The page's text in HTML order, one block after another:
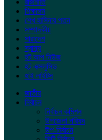
রাজনীতি
শিক্ষাঙ্গন
শেখ হাসিনার পতন
সম্পাদকীয়
সারাদেশ
স্বাস্থ্য
হট আপ নিউজ
হট এক্সলুসিভ
হাই লাইটস
জাতীয়
নির্বাচন
নির্বাচন কমিশন
উপজেলা পরিষদ
উপ-নির্বাচন